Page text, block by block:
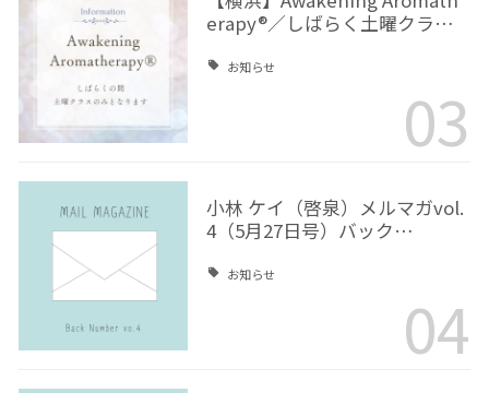
erapy®／しばらく土曜クラ…
お知らせ
03
小林 ケイ（啓泉）メルマガvol.
4（5月27日号）バック…
お知らせ
04